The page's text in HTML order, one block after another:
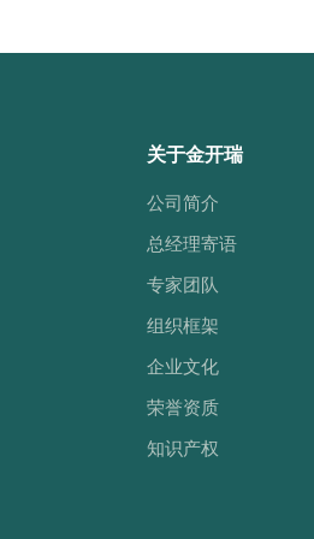
关于金开瑞
公司简介
总经理寄语
专家团队
组织框架
企业文化
荣誉资质
知识产权